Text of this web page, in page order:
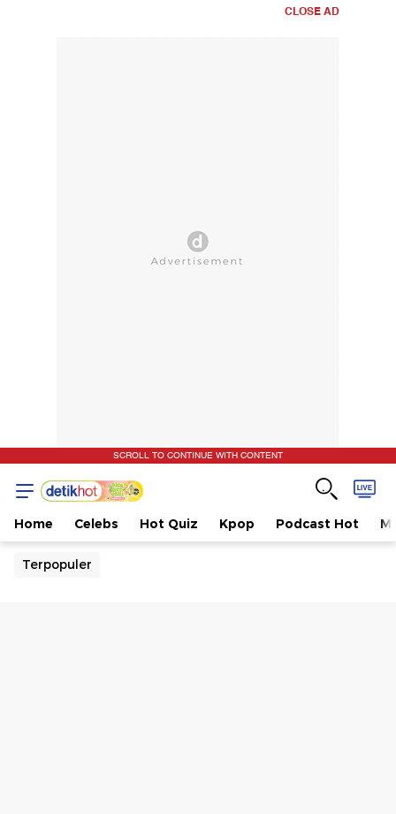
CLOSE AD
SCROLL TO CONTINUE WITH CONTENT
Home Celebs Hot Quiz Kpop Podcast Hot
Terpopuler